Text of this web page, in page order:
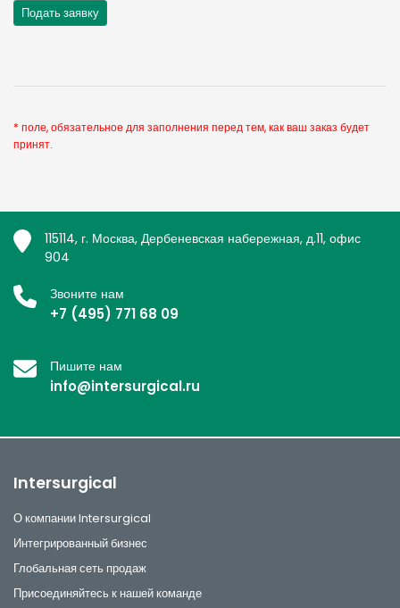
* поле, обязательное для заполнения перед тем, как ваш заказ будет
принят.
115114, г. Москва, Дербеневская набережная, д.11, офис
904
Звоните нам
+7 (495) 771 68 09
Пишите нам
info@intersurgical.ru
Intersurgical
О компании Intersurgical
Интегрированный бизнес
Глобальная сеть продаж
Присоединяйтесь к нашей команде